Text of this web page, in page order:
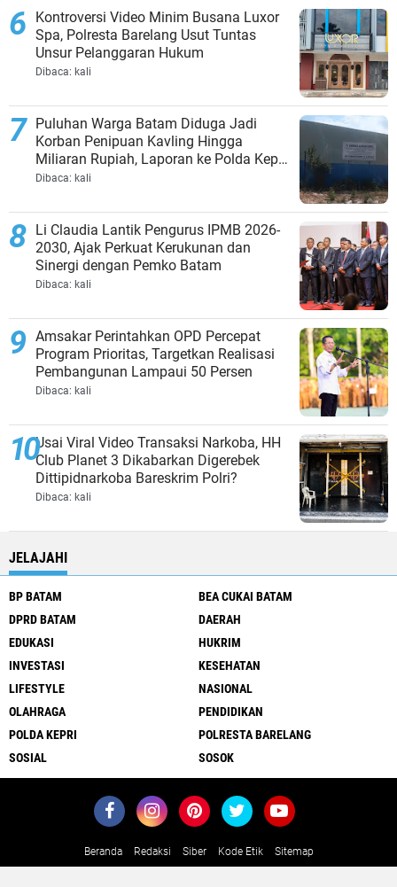
Kontroversi Video Minim Busana Luxor
Spa, Polresta Barelang Usut Tuntas
Unsur Pelanggaran Hukum
Dibaca: kali
Puluhan Warga Batam Diduga Jadi
Korban Penipuan Kavling Hingga
Miliaran Rupiah, Laporan ke Polda Kepri
Jalan di Tempat?
Dibaca: kali
Li Claudia Lantik Pengurus IPMB 2026-
2030, Ajak Perkuat Kerukunan dan
Sinergi dengan Pemko Batam
Dibaca: kali
Amsakar Perintahkan OPD Percepat
Program Prioritas, Targetkan Realisasi
Pembangunan Lampaui 50 Persen
Dibaca: kali
Usai Viral Video Transaksi Narkoba, HH
Club Planet 3 Dikabarkan Digerebek
Dittipidnarkoba Bareskrim Polri?
Dibaca: kali
JELAJAHI
BP BATAM
BEA CUKAI BATAM
DPRD BATAM
DAERAH
EDUKASI
HUKRIM
INVESTASI
KESEHATAN
LIFESTYLE
NASIONAL
OLAHRAGA
PENDIDIKAN
POLDA KEPRI
POLRESTA BARELANG
SOSIAL
SOSOK
Beranda Redaksi Siber Kode Etik Sitemap